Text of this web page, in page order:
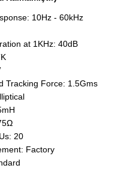
10Hz - 60kHz
at 1KHz: 40dB
Tracking Force: 1.5Gms
20
Factory